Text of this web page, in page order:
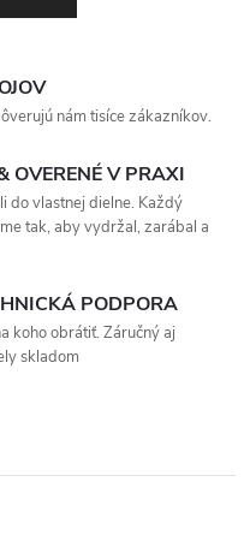
nám tisíce zákazníkov.
OVERENÉ V PRAXI
do vlastnej dielne. Každý
tak, aby vydržal, zarábal a
PODPORA
koho obrátiť. Záručný aj
skladom